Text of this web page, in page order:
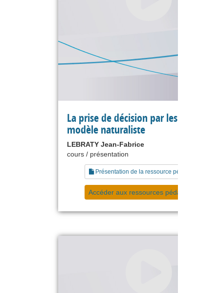
La prise de décision par les experts :
modèle naturaliste
LEBRATY Jean-Fabrice
cours / présentation
Présentation de la ressource pédagogique
Accéder aux ressources pédagogiques